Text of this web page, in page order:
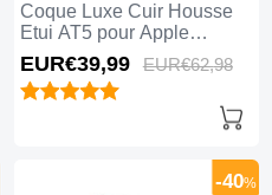
Coque Luxe Cuir Housse
Etui AT5 pour Apple
iPhone 15 Pro Max Orange
EUR€39,99 EUR€62,98
-40%